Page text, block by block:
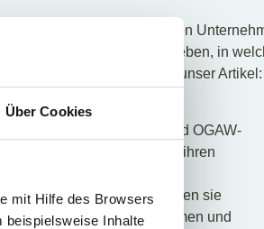
Über Cookies
mit Hilfe des Browsers
beispielsweise Inhalte
haben die betroffenen
Geschäftsjahr 2021 anzugeben, in
leisten. Siehe näher dazu unser Artikel:
Versicherungen, AIF- und OGAW-
verpflichtet auf ihren
Dafür benötigen sie
finanzierten Unternehmen und